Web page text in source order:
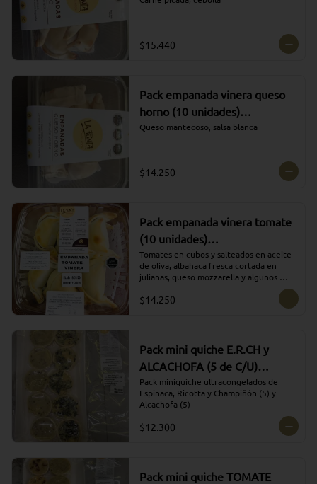
$15.440
Pack empanada vinera queso
horno (10 unidades)
ULTRACONGELADO
Queso mantecoso, salsa blanca
$14.250
Pack empanada vinera tomate
(10 unidades)
ULTRACONGELADO
Tomates en cubos y salteados en aceite
de oliva, albahaca fresca cortada en
julianas, queso mozzarella y algunos
$14.250
Pack mini quiche E.R.CH y
ALCACHOFA (5 de C/U)
PRODUCTO
ULTRACONGELADO
Pack miniquiche ultracongelados de
Espinaca, Ricotta y Champiñón (5) y
Alcachofa (5)
$12.300
Pack mini quiche TOMATE